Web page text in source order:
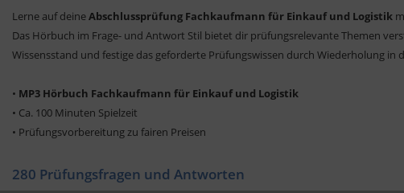
Lerne auf deineAbschlussprüfung Fachkaufmann für Einkauf und Logistik
Das Hörbuch im Frage- und Antwort Stil bietet dir prüfungsrelevante Themen
Wissensstand und festige das geforderte Prüfungswissen durch Wiederholung in
• MP3 Hörbuch Fachkaufmann für Einkauf und Logistik
• Ca. 100 Minuten Spielzeit
• Prüfungsvorbereitung zu fairen Preisen
280 Prüfungsfragen und Antworten